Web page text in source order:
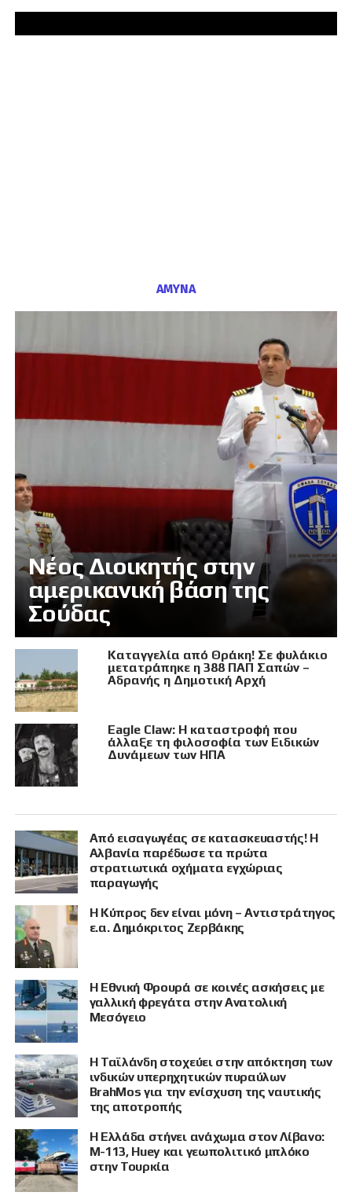
ΑΜΥΝΑ
Νέος Διοικητής στην
αμερικανική βάση της
Σούδας
Καταγγελία από Θράκη! Σε φυλάκιο
μετατράπηκε η 388 ΠΑΠ Σαπών –
Αδρανής η Δημοτική Αρχή
Eagle Claw: Η καταστροφή που
άλλαξε τη φιλοσοφία των Ειδικών
Δυνάμεων των ΗΠΑ
Από εισαγωγέας σε κατασκευαστής! Η
Αλβανία παρέδωσε τα πρώτα
στρατιωτικά οχήματα εγχώριας
παραγωγής
Η Κύπρος δεν είναι μόνη – Αντιστράτηγος
ε.α. Δημόκριτος Ζερβάκης
Η Εθνική Φρουρά σε κοινές ασκήσεις με
γαλλική φρεγάτα στην Ανατολική
Μεσόγειο
Η Ταϊλάνδη στοχεύει στην απόκτηση των
ινδικών υπερηχητικών πυραύλων
BrahMos για την ενίσχυση της ναυτικής
της αποτροπής
Η Ελλάδα στήνει ανάχωμα στον Λίβανο:
M-113, Huey και γεωπολιτικό μπλόκο
στην Τουρκία